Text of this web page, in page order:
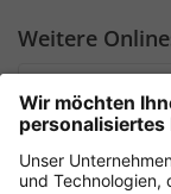
Weitere